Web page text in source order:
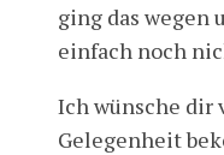
ging das wegen
einfach noch
Ich wünsche dir
Gelegenheit